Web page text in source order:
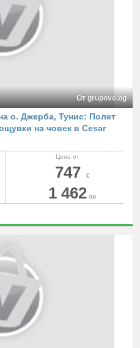
От grupovo.bg
о. Джерба, Тунис: Полет
на човек в Cesar
Цена от
747 €
1 462 лв